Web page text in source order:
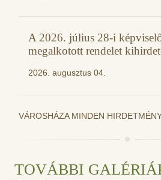
A 2026. július 28-i
megalkotott rendelet
2026. augusztus 04.
VÁROSHÁZA MINDEN
TOVÁBBI